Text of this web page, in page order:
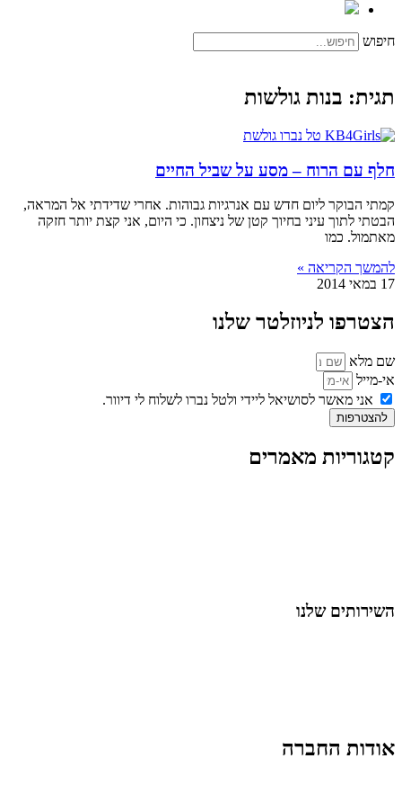
חיפוש
תגית: בנות גולשות
חלף עם הרוח – מסע על שביל החיים
קמתי הבוקר ליום חדש עם אנרגיות גבוהות. אחרי שדידתי אל המראה,
הבטתי לתוך עיני בחיוך קטן של ניצחון. כי היום, אני קצת יותר חזקה
מאתמול. כמו
להמשך הקריאה »
17 במאי 2014
הצטרפו לניוזלטר שלנו
שם מלא
אי-מייל
אני מאשר לסושיאל ליידי ולטל נברו לשלוח לי דיוור.
להצטרפות
קטגוריות מאמרים
השירותים שלנו
אודות החברה